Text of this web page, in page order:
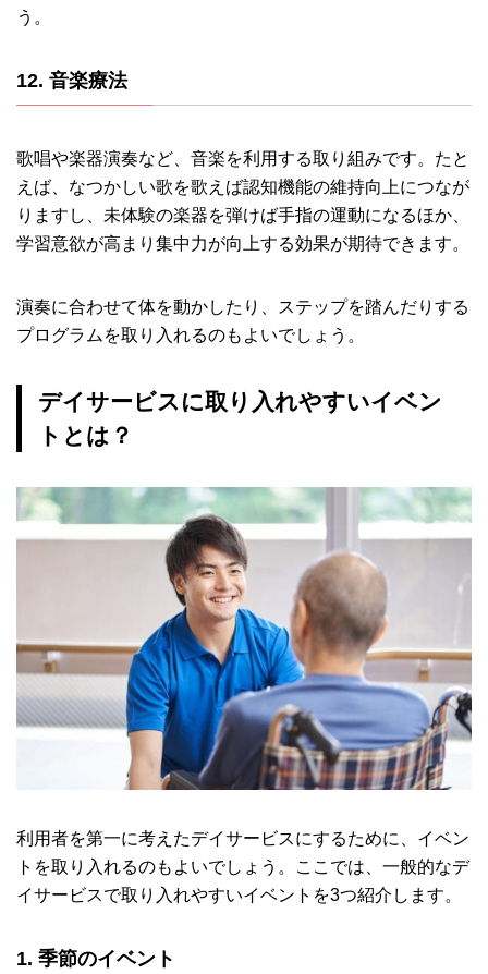
う。
12. 音楽療法
歌唱や楽器演奏など、音楽を利用する取り組みです。たと
えば、なつかしい歌を歌えば認知機能の維持向上につなが
りますし、未体験の楽器を弾けば手指の運動になるほか、
学習意欲が高まり集中力が向上する効果が期待できます。
演奏に合わせて体を動かしたり、ステップを踏んだりする
プログラムを取り入れるのもよいでしょう。
デイサービスに取り入れやすいイベン
トとは？
利用者を第一に考えたデイサービスにするために、イベン
トを取り入れるのもよいでしょう。ここでは、一般的なデ
イサービスで取り入れやすいイベントを3つ紹介します。
1. 季節のイベント